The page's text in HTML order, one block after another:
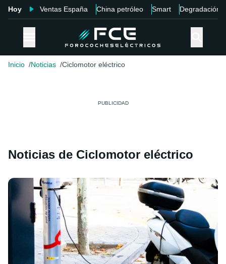
Hoy Ventas España China petróleo Smart Degradación
Inicio Noticias Ciclomotor eléctrico
Noticias de Ciclomotor eléctrico